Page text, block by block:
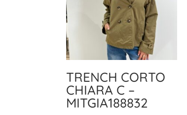
TRENCH CORTO
CHIARA C –
MITGIA188832